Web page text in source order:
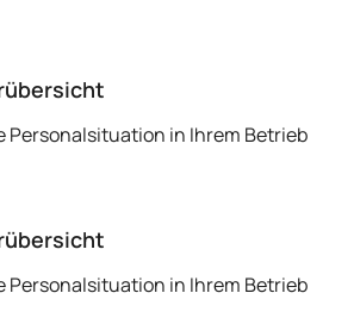
Personalsituation in Ihrem Betrieb
Personalsituation in Ihrem Betrieb